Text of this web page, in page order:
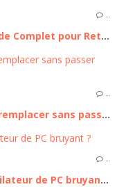
…
Remplacer la batterie iPhone 11 : Guide Complet pour Retrouver l'autonomie de votre appareil
…
Écran iPhone 16 cassé ? Comment le remplacer sans passer par un professionnel
…
Comment régler le problème du ventilateur de PC bruyant ?